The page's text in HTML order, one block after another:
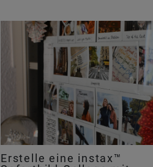
Erstelle eine instax™